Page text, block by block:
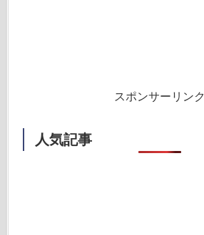
スポンサーリンク
人気記事